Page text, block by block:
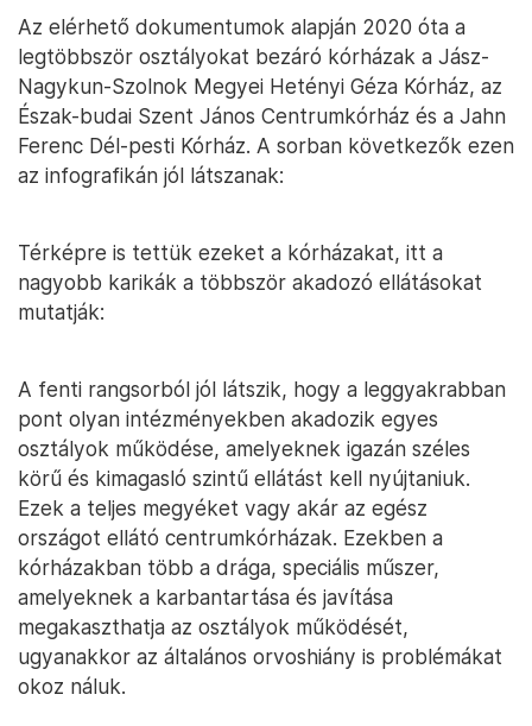
Az elérhető dokumentumok alapján 2020 óta a
legtöbbször osztályokat bezáró kórházak a Jász-
Nagykun-Szolnok Megyei Hetényi Géza Kórház, az
Észak-budai Szent János Centrumkórház és a Jahn
Ferenc Dél-pesti Kórház. A sorban következők ezen
az infografikán jól látszanak:
Térképre is tettük ezeket a kórházakat, itt a
nagyobb karikák a többször akadozó ellátásokat
mutatják:
A fenti rangsorból jól látszik, hogy a leggyakrabban
pont olyan intézményekben akadozik egyes
osztályok működése, amelyeknek igazán széles
körű és kimagasló szintű ellátást kell nyújtaniuk.
Ezek a teljes megyéket vagy akár az egész
országot ellátó centrumkórházak. Ezekben a
kórházakban több a drága, speciális műszer,
amelyeknek a karbantartása és javítása
megakaszthatja az osztályok működését,
ugyanakkor az általános orvoshiány is problémákat
okoz náluk.